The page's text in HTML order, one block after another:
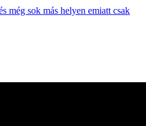
még sok más helyen emiatt csak